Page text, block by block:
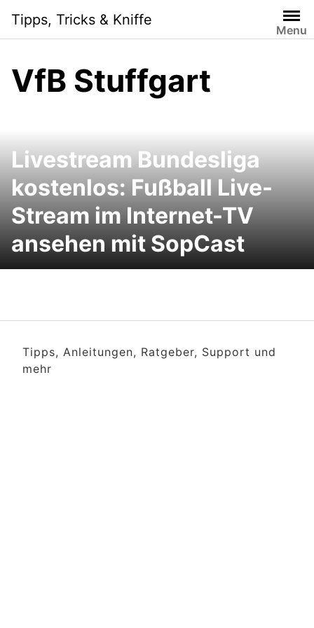
content
Tipps, Tricks & Kniffe
Menu
VfB Stuffgart
Livestream Bundesliga
kostenlos: Fußball Live-
Stream im Internet-TV
ansehen mit SopCast
Tipps, Anleitungen, Ratgeber, Support und
mehr